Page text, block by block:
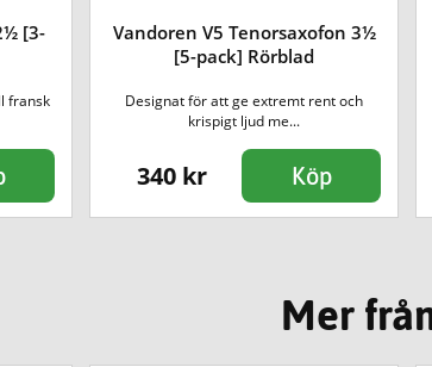
[3-
fransk
Vandoren V5 Tenorsaxofon 3½
[5-pack] Rörblad
Designat för att ge extremt rent och
krispigt ljud me...
340 kr Köp
Mer